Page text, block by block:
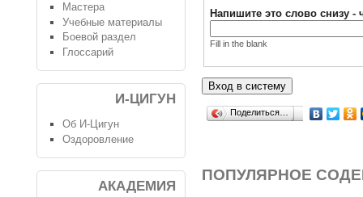
Напишите это слово снизу -
Fill in the blank
Поделиться…
ПОПУЛЯРНОЕ
Мастера
Учебные материалы
Боевой раздел
Глоссарий
И-ЦИГУН
Об И-Цигун
Оздоровление
АКАДЕМИЯ